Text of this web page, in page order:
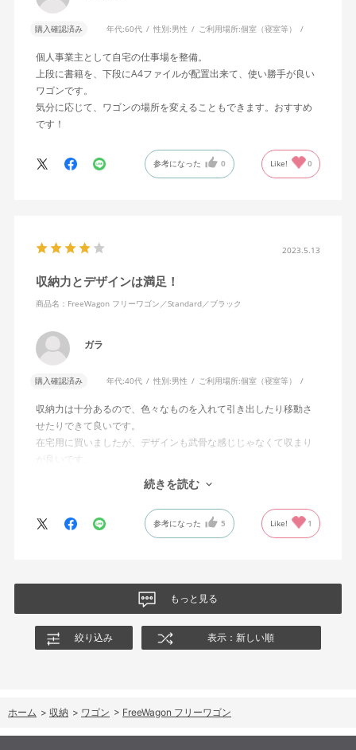
購入確認済み 年代:60代 性別:男性 ご利用場所:個室（寝室等）
個人事業主として自宅の仕事場を整備。
上段に書籍を、下段にA4ファイルが配置出来て、使い勝手が良い
ワゴンです。
気分に応じて、ワゴンの場所を変えることもできます。おすすめ
です！
参考になった 0 Like! 0
2023.5.13
収納力とデザインは満足！
商品名：FreeWagon フリーワゴン／Standard／ブラック
ガラ
購入確認済み 年代:40代 性別:男性 ご利用場所:個室（寝室等）
収納力は十分あるので、色々なものを入れて引き出したり移動さ
せたりできて良いです。
在宅用に買いましたが、デザインも武骨な感じじゃなくて収まり
が良いです。
一つマイナスなのは、キャスターがあまりスムーズじゃないのか
フローリングには響く感じがあります。勝手に動いたりしないよ
うにそうしてるのか分かりませんが、もっとスムーズに、ゴムと
か厚めにあるとよいのかな、と思いました。
続きを読む
参考になった 5 Like! 1
もっと見る
絞り込み 表示：新しい順
ホーム > 収納 > ワゴン > FreeWagon フリーワゴン